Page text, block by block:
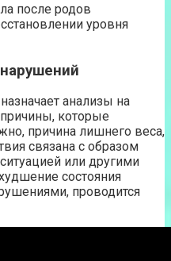
после родов
уровня
анализы на
которые
причина лишнего веса,
связана с образом
или другими
состояния
проводится